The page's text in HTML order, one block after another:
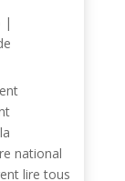
|
national
lire tous